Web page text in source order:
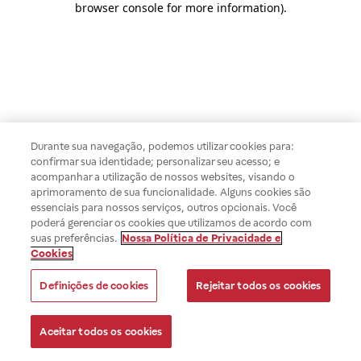
browser console for more information).
Durante sua navegação, podemos utilizar cookies para:
confirmar sua identidade; personalizar seu acesso; e
acompanhar a utilização de nossos websites, visando o
aprimoramento de sua funcionalidade. Alguns cookies são
essenciais para nossos serviços, outros opcionais. Você
poderá gerenciar os cookies que utilizamos de acordo com
suas preferências. Nossa Política de Privacidade e
Cookies
Definições de cookies Rejeitar todos os cookies
Aceitar todos os cookies